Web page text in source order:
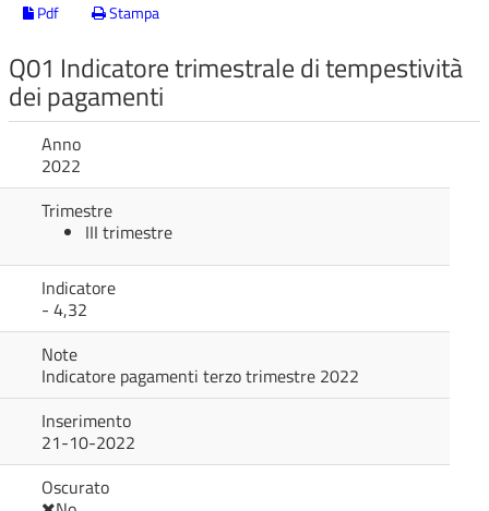
Pdf Stampa
Q01 Indicatore trimestrale di tempestività
dei pagamenti
Anno
2022
Trimestre
III trimestre
Indicatore
- 4,32
Note
Indicatore pagamenti terzo trimestre 2022
Inserimento
21-10-2022
Oscurato